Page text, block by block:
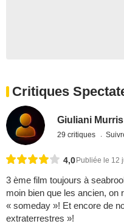
Critiques
Giuliani
29 critiques
4,0Publiée le 12
3 ème film toujours à
moin bien que les ancien, on
« someday »! Et encore de
extraterrestres »!